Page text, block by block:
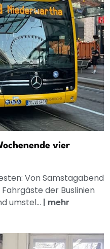
vier
Von Samstagabend
der Buslinien
umstel... | mehr